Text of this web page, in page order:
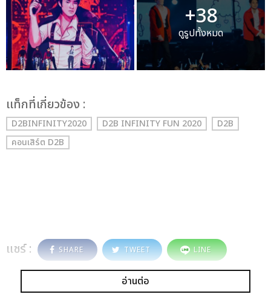
+38
ดูรูปทั้งหมด
เเท็กที่เกี่ยวข้อง :
D2BINFINITY2020 D2B INFINITY FUN 2020
D2B
คอนเสิร์ต D2B
แชร์ : SHARE TWEET LINE
อ่านต่อ